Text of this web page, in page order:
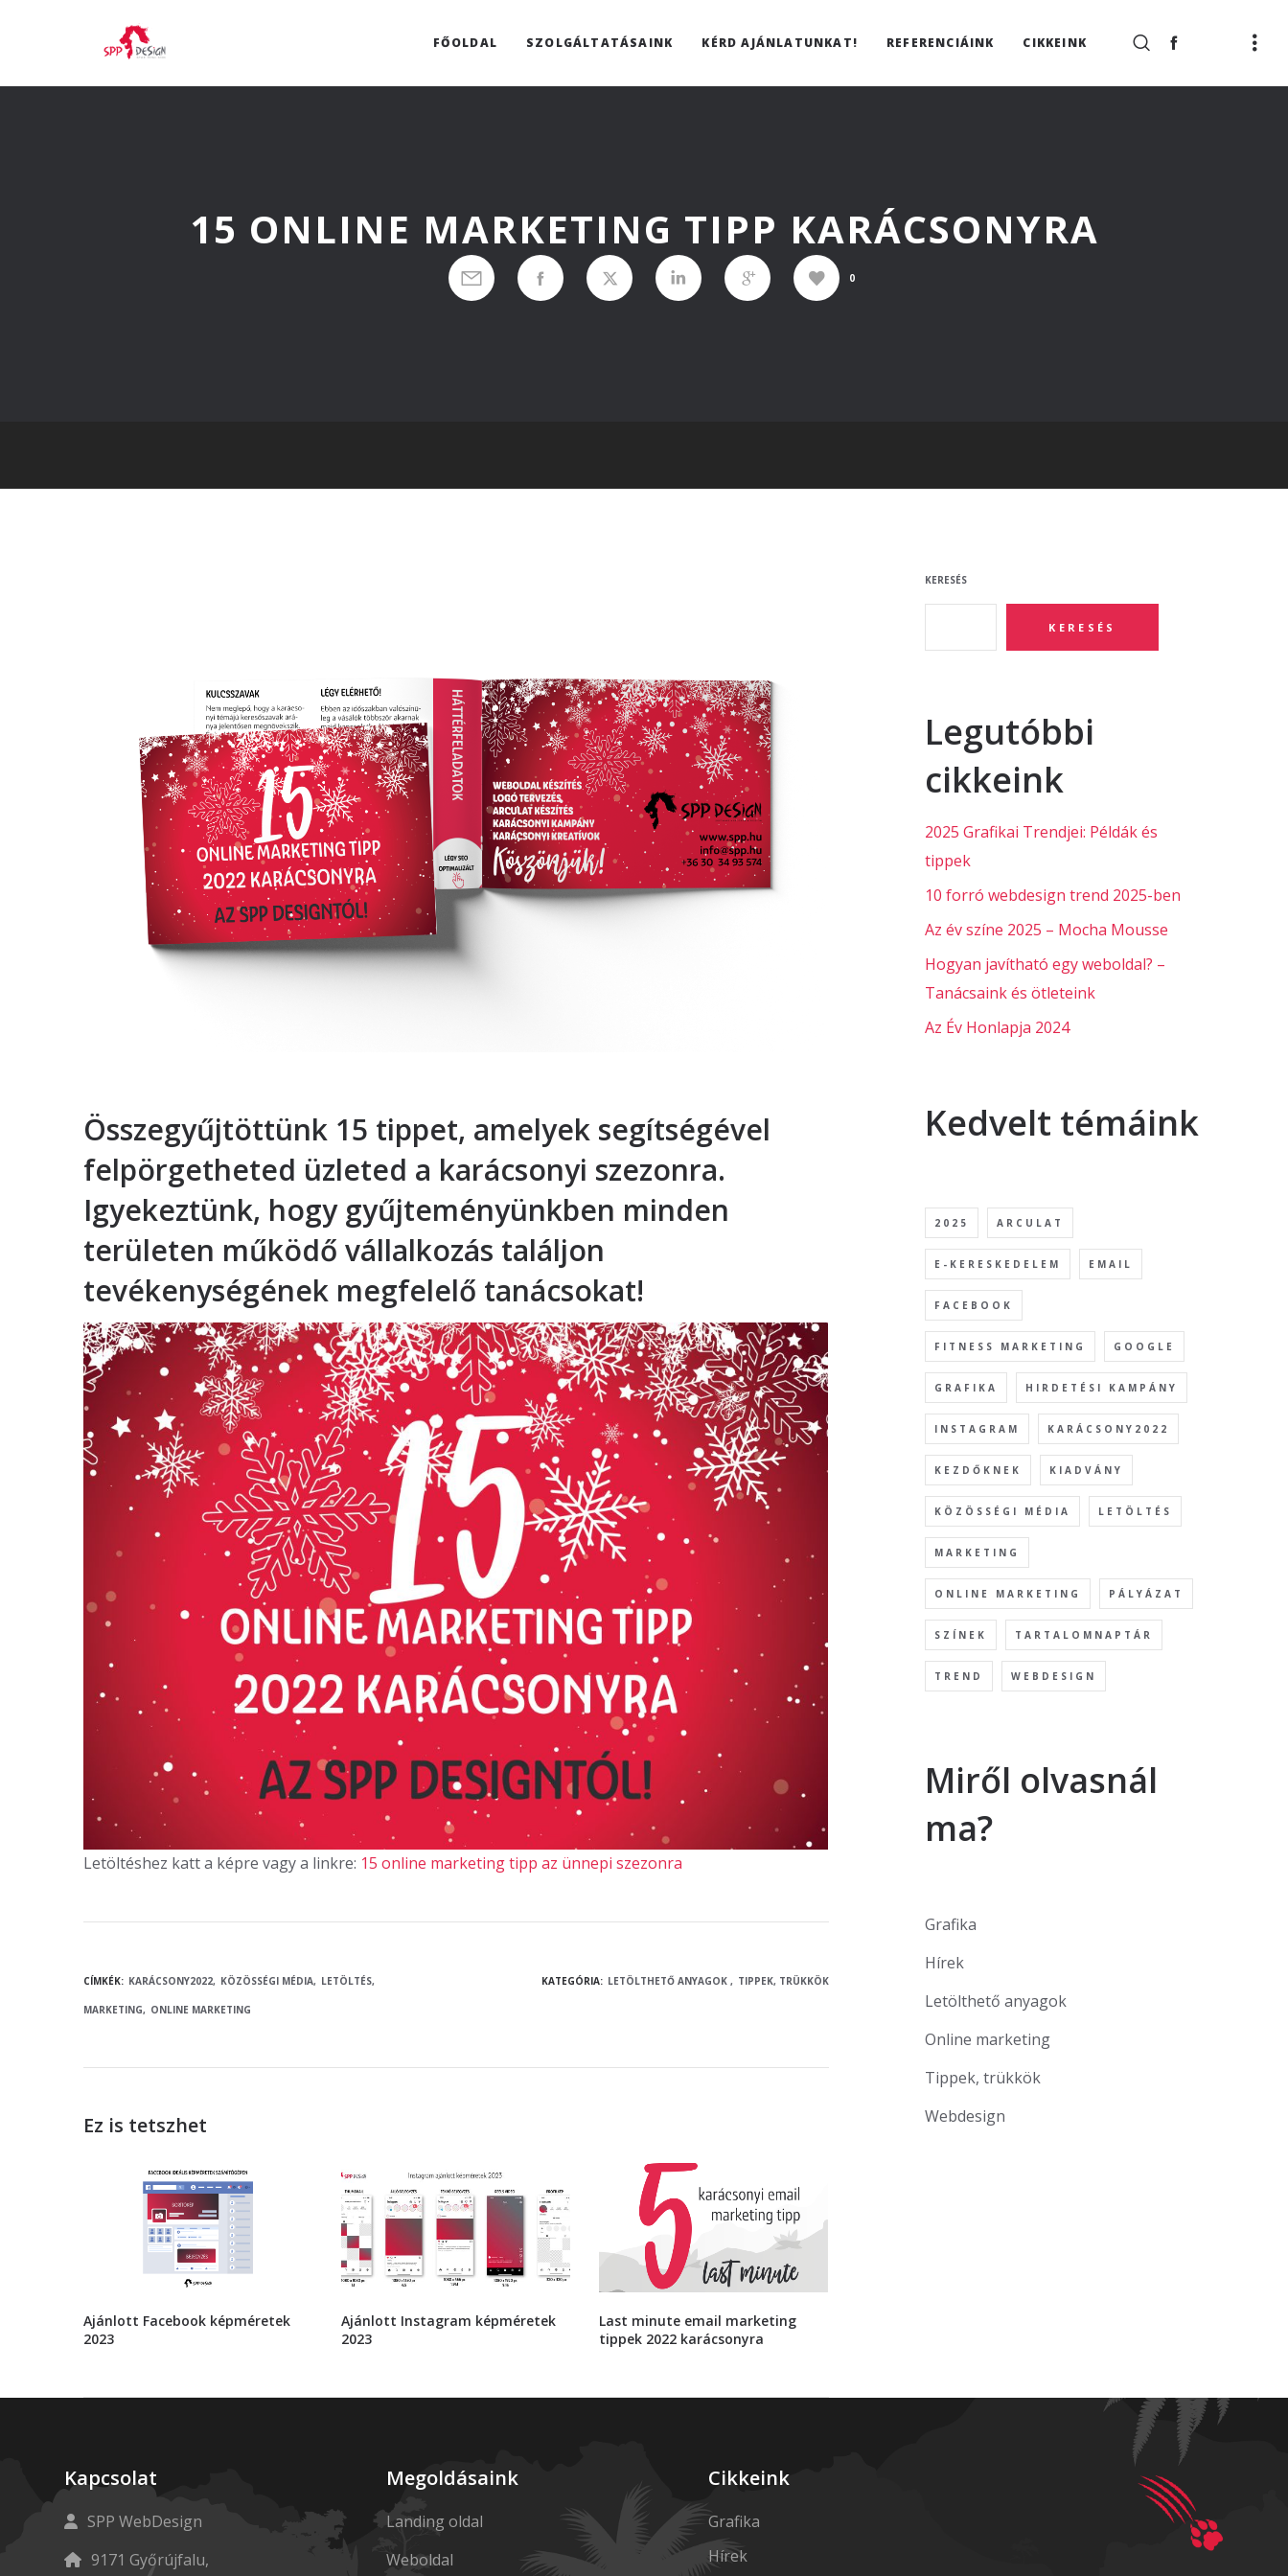
FŐOLDAL SZOLGÁLTATÁSAINK KÉRD AJÁNLATUNKAT! REFERENCIÁINK CIKKEINK
15 ONLINE MARKETING TIPP KARÁCSONYRA
0
Összegyűjtöttünk 15 tippet, amelyek segítségével
felpörgetheted üzleted a karácsonyi szezonra.
Igyekeztünk, hogy gyűjteményünkben minden
területen működő vállalkozás találjon
tevékenységének megfelelő tanácsokat!
Letöltéshez katt a képre vagy a linkre: 15 online marketing tipp az ünnepi szezonra
CÍMKÉK: KARÁCSONY2022 KÖZÖSSÉGI MÉDIA LETÖLTÉS
MARKETING ONLINE MARKETING
KATEGÓRIA: LETÖLTHETŐ ANYAGOK TIPPEK, TRÜKKÖK
Ez is tetszhet
Ajánlott Facebook képméretek
2023
Ajánlott Instagram képméretek
2023
Last minute email marketing
tippek 2022 karácsonyra
KERESÉS
KERESÉS
Legutóbbi
cikkeink
2025 Grafikai Trendjei: Példák és
tippek
10 forró webdesign trend 2025-ben
Az év színe 2025 – Mocha Mousse
Hogyan javítható egy weboldal? –
Tanácsaink és ötleteink
Az Év Honlapja 2024
Kedvelt témáink
2025 ARCULAT
E-KERESKEDELEM EMAIL
FACEBOOK
FITNESS MARKETING GOOGLE
GRAFIKA HIRDETÉSI KAMPÁNY
INSTAGRAM KARÁCSONY2022
KEZDŐKNEK KIADVÁNY
KÖZÖSSÉGI MÉDIA LETÖLTÉS
MARKETING
ONLINE MARKETING PÁLYÁZAT
SZÍNEK TARTALOMNAPTÁR
TREND WEBDESIGN
Miről olvasnál
ma?
Grafika
Hírek
Letölthető anyagok
Online marketing
Tippek, trükkök
Webdesign
Kapcsolat
SPP WebDesign
9171 Győrújfalu,
Megoldásaink
Landing oldal
Weboldal
Cikkeink
Grafika
Hírek